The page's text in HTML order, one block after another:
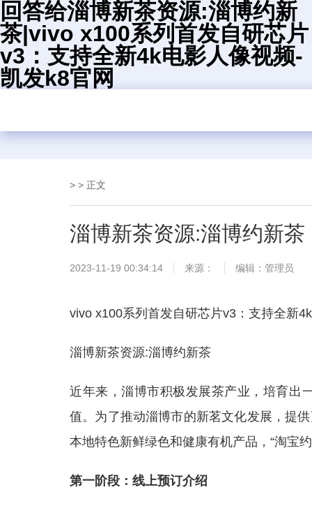
回答给淄博新茶资源:淄博约新
茶|vivo x100系列首发自研芯片
v3：支持全新4k电影人像视频-
凯发k8官网
> > 正文
淄博新茶资源:淄博约新茶
2023-11-19 00:34:14 来源： 编辑：管理员
vivo x100系列首发自研芯片v3：支持全新
淄博新茶资源:淄博约新茶
近年来，淄博市积极发展茶产业，培育出
值。为了推动淄博市的新茗文化发展，提
本地特色新鲜绿色和健康有机产品，“淘宝约
第一阶段：线上预订介绍